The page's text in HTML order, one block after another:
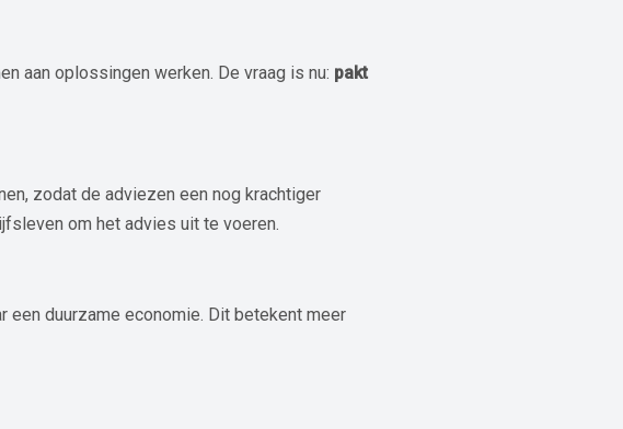
aan oplossingen werken. De vraag is nu: pakt
zodat de adviezen een nog krachtiger
om het advies uit te voeren.
een duurzame economie. Dit betekent meer